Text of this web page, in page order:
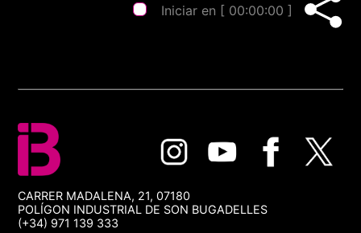
Iniciar en [ 00:00:00 ]
CARRER MADALENA, 21, 07180
POLÍGON INDUSTRIAL DE SON BUGADELLES
(+34) 971 139 333